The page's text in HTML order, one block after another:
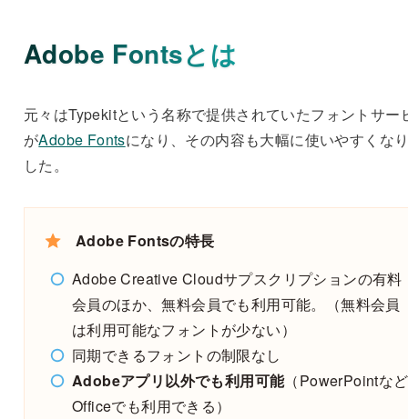
Adobe Fontsとは
元々はTypekitという名称で提供されていたフォントサー
がAdobe Fontsになり、その内容も大幅に使いやすくな
した。
Adobe Fontsの特長
Adobe Creative Cloudサプスクリプションの有料
会員のほか、無料会員でも利用可能。（無料会員
は利用可能なフォントが少ない）
同期できるフォントの制限なし
Adobeアプリ以外でも利用可能（PowerPointなど
Officeでも利用できる）